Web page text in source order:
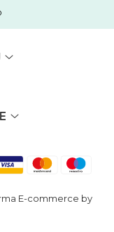
E-commerce by